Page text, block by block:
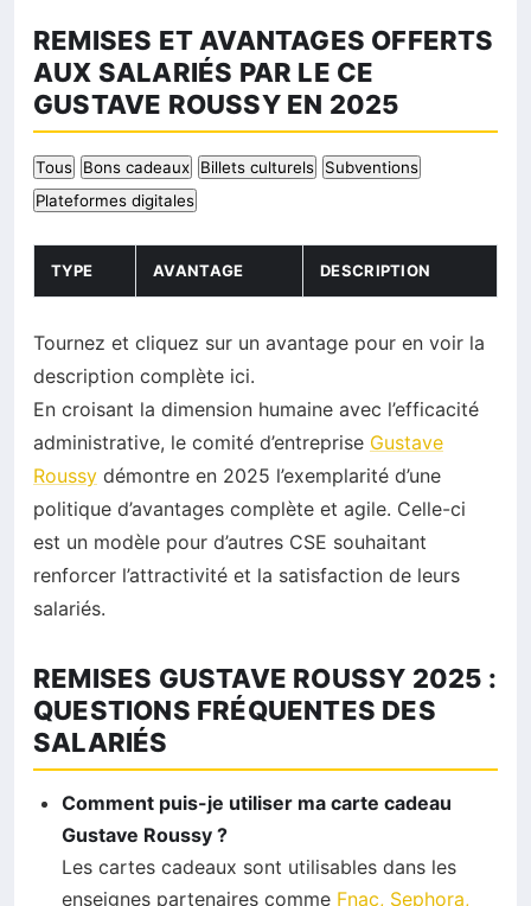
REMISES ET AVANTAGES OFFERTS
AUX SALARIÉS PAR LE CE
GUSTAVE ROUSSY EN 2025
Tous Bons cadeaux Billets culturels
Subventions
Plateformes digitales
TYPE AVANTAGE DESCRIPTION
Tournez et cliquez sur un avantage pour en voir la
description complète ici.
En croisant la dimension humaine avec l’efficacité
administrative, le comité d’entreprise Gustave
Roussy démontre en 2025 l’exemplarité d’une
politique d’avantages complète et agile. Celle-ci
est un modèle pour d’autres CSE souhaitant
renforcer l’attractivité et la satisfaction de leurs
salariés.
REMISES GUSTAVE ROUSSY 2025 :
QUESTIONS FRÉQUENTES DES
SALARIÉS
Comment puis-je utiliser ma carte cadeau
Gustave Roussy ?
Les cartes cadeaux sont utilisables dans les
enseignes partenaires comme Fnac, Sephora,